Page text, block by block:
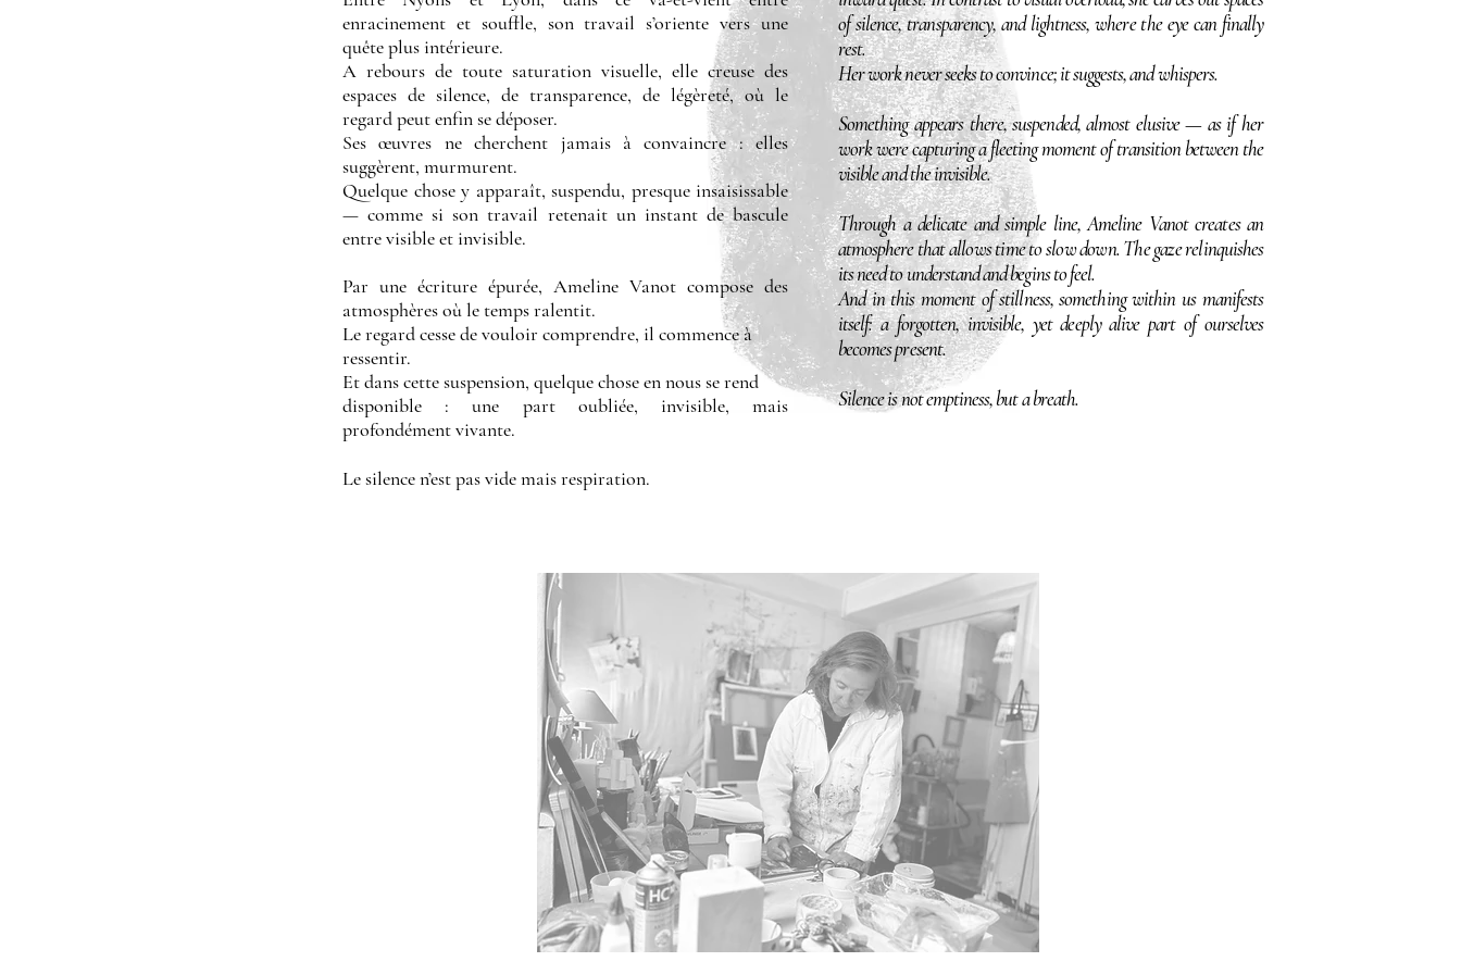
enracinement et souffle, son travail s’oriente vers une
quête plus intérieure.
A rebours de toute saturation visuelle, elle creuse des
espaces de silence, de transparence, de légèreté, où le
regard peut enfin se déposer.
Ses œuvres ne cherchent jamais à convaincre : elles
suggèrent, murmurent.
Quelque chose y apparaît, suspendu, presque insaisissable
— comme si son travail retenait un instant de bascule
entre visible et invisible.
Par une écriture épurée, Ameline Vanot compose des
atmosphères où le temps ralentit.
Le regard cesse de vouloir comprendre, il commence à
ressentir.
Et dans cette suspension, quelque chose en nous se rend
disponible : une part oubliée, invisible, mais
profondément vivante.
Le silence n’est pas vide mais respiration.
of silence, transparency, and lightness, where the eye can finally
rest.
Her work never seeks to convince; it suggests, and whispers.
Something appears there, suspended, almost elusive — as if her
work were capturing a fleeting moment of transition between the
visible and the invisible.
Through a delicate and simple line, Ameline Vanot creates an
atmosphere that allows time to slow down. The gaze relinquishes
its need to understand and begins to feel.
And in this moment of stillness, something within us manifests
itself: a forgotten, invisible, yet deeply alive part of ourselves
becomes present.
Silence is not emptiness, but a breath.